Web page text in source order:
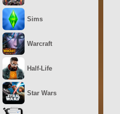
Sims
Warcraft
Half-Life
Star Wars